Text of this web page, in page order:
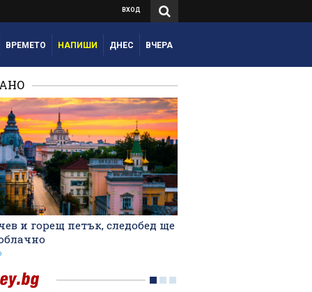
ВХОД
ВРЕМЕТО НАПИШИ ДНЕС ВЧЕРА
и горещ петък, следобед ще